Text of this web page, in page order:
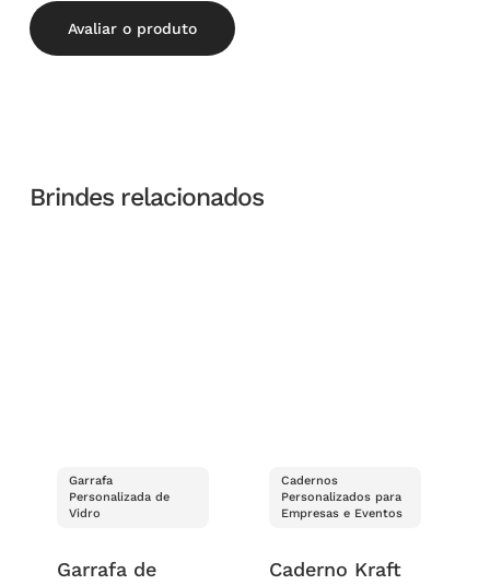
Avaliar o produto
Brindes relacionados
Garrafa
Personalizada de
Vidro
Garrafa de
Cadernos
Personalizados para
Empresas e Eventos
Caderno Kraft